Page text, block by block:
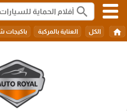
search
home الكل العناية بالمركبة باكيجات